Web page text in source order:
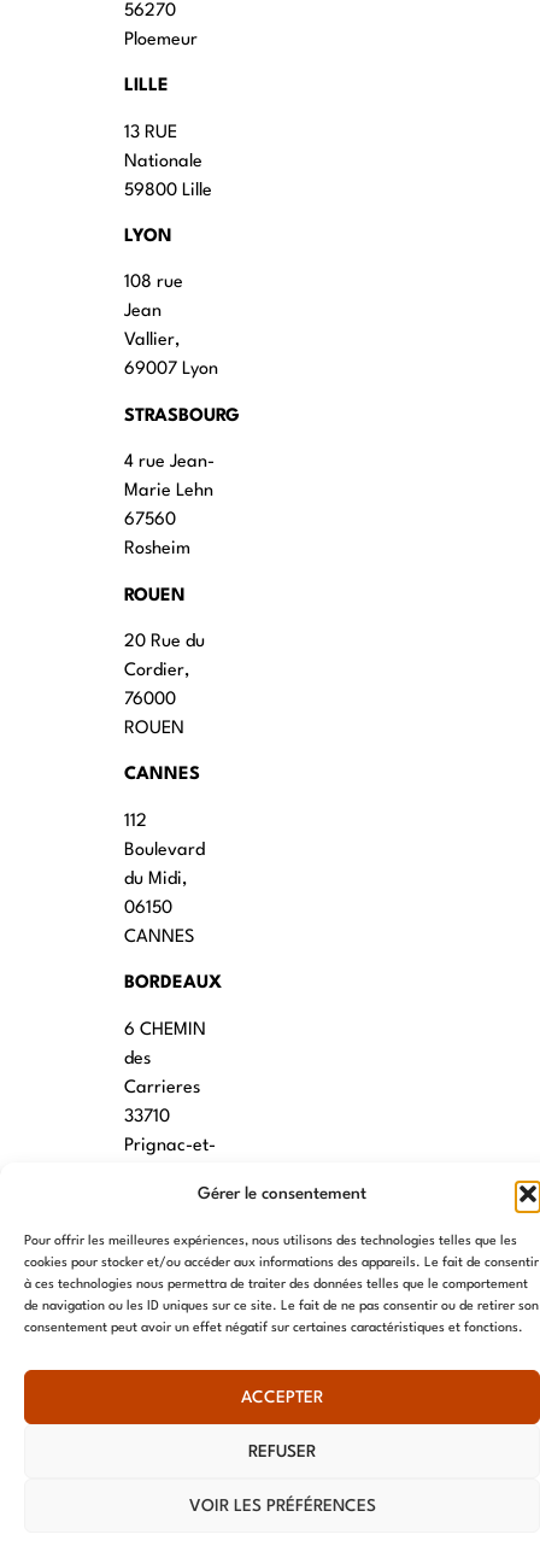
Gérer le consentement
Pour offrir les meilleures expériences, nous utilisons des technologies telles que les
cookies pour stocker et/ou accéder aux informations des appareils. Le fait de consentir
à ces technologies nous permettra de traiter des données telles que le comportement
de navigation ou les ID uniques sur ce site. Le fait de ne pas consentir ou de retirer son
consentement peut avoir un effet négatif sur certaines caractéristiques et fonctions.
ACCEPTER
REFUSER
VOIR LES PRÉFÉRENCES
56270
Ploemeur
LILLE
13 RUE
Nationale
59800 Lille
LYON
108 rue
Jean
Vallier,
69007 Lyon
STRASBOURG
4 rue Jean-
Marie Lehn
67560
Rosheim
ROUEN
20 Rue du
Cordier,
76000
ROUEN
CANNES
112
Boulevard
du Midi,
06150
CANNES
BORDEAUX
6 CHEMIN
des
Carrieres
33710
Prignac-et-
7 rue des
écoles
34790
© AME 2024, tous droits réservés